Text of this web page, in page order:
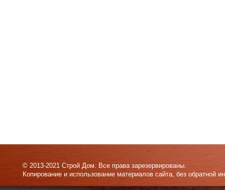
© 2013-2021 Строй Дом. Все права зарезервированы.
Копирование и использование материалов сайта, без обратной